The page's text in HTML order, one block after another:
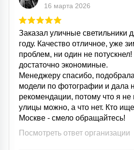
16 марта 2026
Заказал уличные светильники
году. Качество отличное, уже
проблем, ни один не потускнел!
достаточно экономиные.
Менеджеру спасибо,
модели по фотографии и дала
рекомендации, потому что я
улицы можно, а что нет. Кто
Москве - смело обращайтесь!
Посмотреть ответ организации